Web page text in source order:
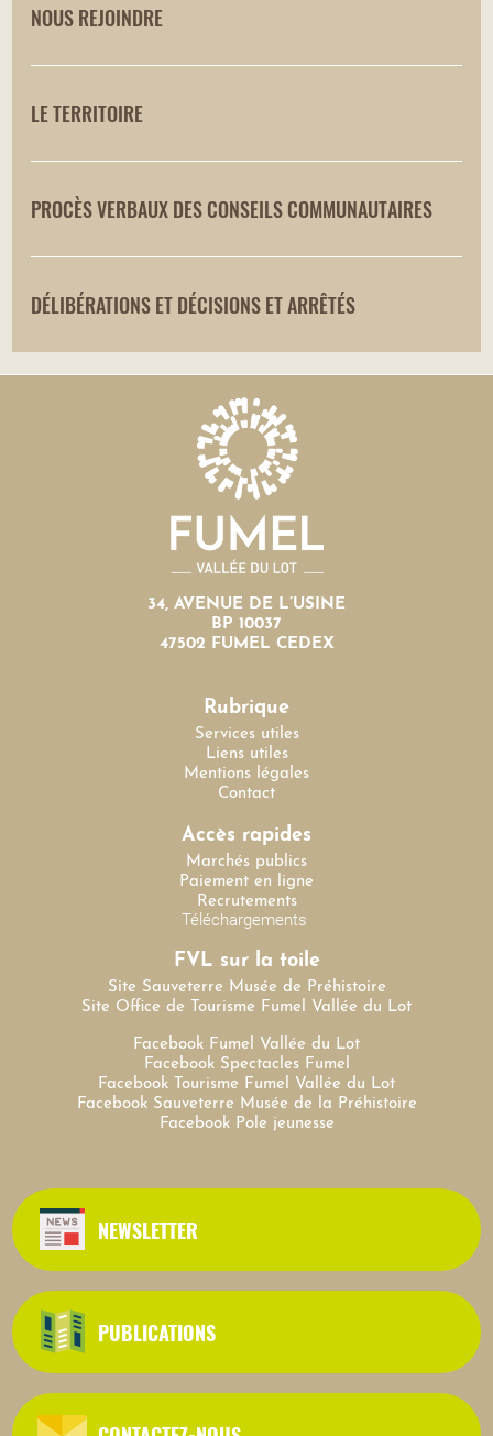
NOUS REJOINDRE
LE TERRITOIRE
PROCÈS VERBAUX DES CONSEILS COMMUNAUTAIRES
DÉLIBÉRATIONS ET DÉCISIONS ET ARRÊTÉS
34, AVENUE DE L’USINE
BP 10037
47502 FUMEL CEDEX
Rubrique
Services utiles
Liens utiles
Mentions légales
Contact
Accès rapides
Marchés publics
Paiement en ligne
Recrutements
Téléchargements
FVL sur la toile
Site Sauveterre Musée de Préhistoire
Site Office de Tourisme Fumel Vallée du Lot
Facebook Fumel Vallée du Lot
Facebook Spectacles Fumel
Facebook Tourisme Fumel Vallée du Lot
Facebook Sauveterre Musée de la Préhistoire
Facebook Pole jeunesse
NEWSLETTER
PUBLICATIONS